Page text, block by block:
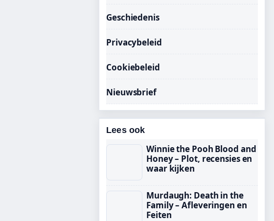
Geschiedenis
Privacybeleid
Cookiebeleid
Nieuwsbrief
Lees ook
Winnie the Pooh Blood and
Honey – Plot, recensies en
waar kijken
Murdaugh: Death in the
Family – Afleveringen en
Feiten